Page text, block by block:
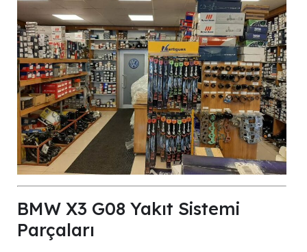
BMW X3 G08 Yakıt Sistemi
Parçaları